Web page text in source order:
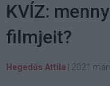
KVÍZ:
filmjeit?
Hegedűs Attila 2021